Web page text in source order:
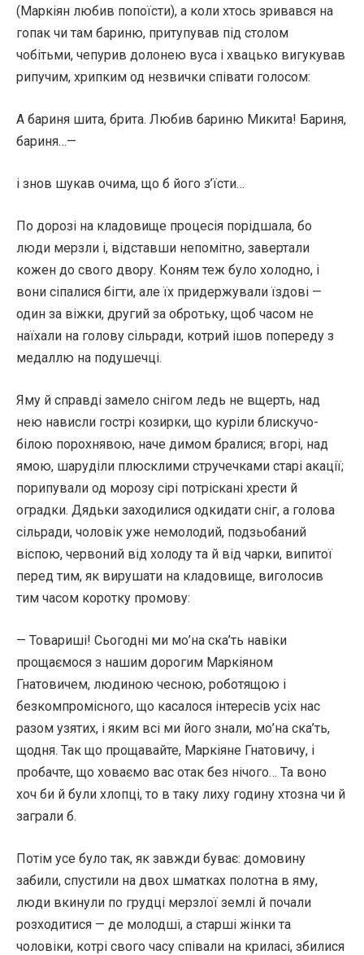
(Маркіян любив попоїсти), а коли хтось зривався на
гопак чи там бариню, притупував під столом
чобітьми, чепурив долонею вуса і хвацько вигукував
рипучим, хрипким од незвички співати голосом:
А бариня шита, брита. Любив бариню Микита! Бариня,
бариня…—
і знов шукав очима, що б його з’їсти…
По дорозі на кладовище процесія порідшала, бо
люди мерзли і, відставши непомітно, завертали
кожен до свого двору. Коням теж було холодно, і
вони сіпалися бігти, але їх придержували їздові —
один за віжки, другий за обротьку, щоб часом не
наїхали на голову сільради, котрий ішов попереду з
медаллю на подушечці.
Яму й справді замело снігом ледь не вщерть, над
нею нависли гострі козирки, що куріли блискучо-
білою порохнявою, наче димом бралися; вгорі, над
ямою, шаруділи плюсклими стручечками старі акації;
порипували од морозу сірі потріскані хрести й
оградки. Дядьки заходилися одкидати сніг, а голова
сільради, чоловік уже немолодий, подзьобаний
віспою, червоний від холоду та й від чарки, випитої
перед тим, як вирушати на кладовище, виголосив
тим часом коротку промову:
— Товариші! Сьогодні ми мо’на ска’ть навіки
прощаємося з нашим дорогим Маркіяном
Гнатовичем, людиною чесною, роботящою і
безкомпромісного, що касалося інтересів усіх нас
разом узятих, і яким всі ми його знали, мо’на ска’ть,
щодня. Так що прощавайте, Маркіяне Гнатовичу, і
пробачте, що ховаємо вас отак без нічого… Та воно
хоч би й були хлопці, то в таку лиху годину хтозна чи й
заграли б.
Потім усе було так, як завжди буває: домовину
забили, спустили на двох шматках полотна в яму,
люди вкинули по грудці мерзлої землі й почали
розходитися — де молодші, а старші жінки та
чоловіки, котрі свого часу співали на криласі, збилися